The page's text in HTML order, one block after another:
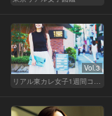
Vol.3